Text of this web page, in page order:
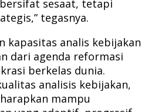
sesaat, tetapi
tegasnya.
kapasitas analis kebijakan
dari agenda reformasi
berkelas dunia.
analisis kebijakan,
mampu